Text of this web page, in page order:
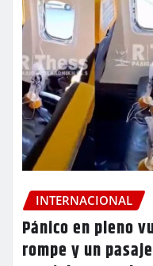
INTERNACIONAL
Pánico en pleno
rompe y un